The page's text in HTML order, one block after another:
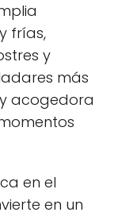
frías,
y
más
acogedora
en el
en un